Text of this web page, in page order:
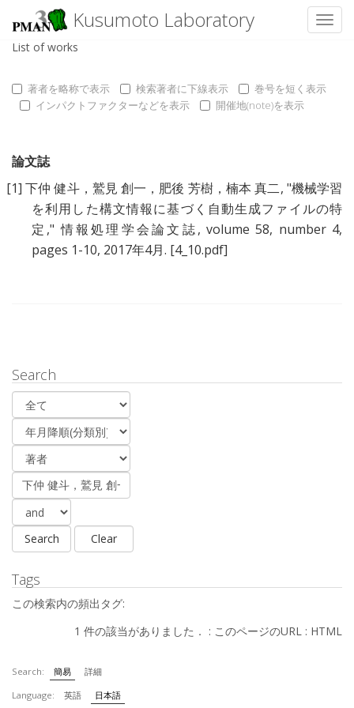
Kusumoto Laboratory
List of works
著者を略称で表示 検索著者に下線表示
巻号を短く表示
インパクトファクターなどを表示
開催地(note)を表示
論文誌
[1] 下仲 健斗，鷲見 創一，肥後 芳樹，楠本 真二, "機械学習
を利用した構文情報に基づく自動生成ファイルの特
定 ," 情報処理学会論文誌, volume 58, number 4,
pages 1-10, 2017年4月. [4_10.pdf]
Search
Tags
この検索内の頻出タグ:
1 件の該当がありました． : このページのURL : HTML
Search: 簡易
詳細
Language:
英語 日本語